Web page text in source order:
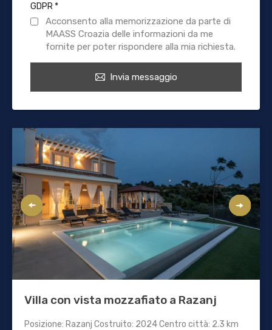
GDPR*
Acconsento alla memorizzazione da parte di
MAASS Croazia delle informazioni da me
fornite per poter rispondere alla mia richiesta.
Invia messaggio
Villa con vista mozzafiato a Razanj
Posizione: Razanj Costruito: 2024 Centro città: 2.3 km